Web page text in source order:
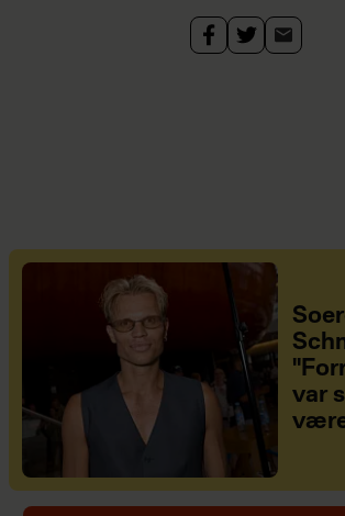
var